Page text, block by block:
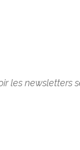
les newsletters